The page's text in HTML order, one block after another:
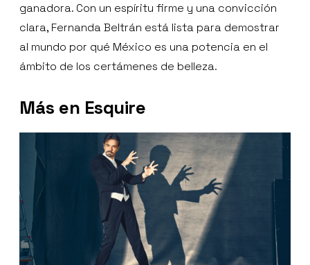
ganadora. Con un espíritu firme y una convicción
clara, Fernanda Beltrán está lista para demostrar
al mundo por qué México es una potencia en el
ámbito de los certámenes de belleza.
Más en Esquire